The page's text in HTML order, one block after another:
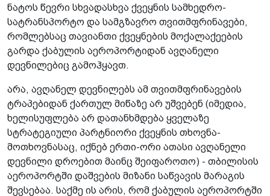
ნატოს წევრი სხვადასხვა ქვეყნის სამხედრო-
სატრანსპორტო და სამგზავრო თვითმფრინავები,
რომლებსაც თავიანთი ქვეყნების მოქალაქეების
გარდა ქაბულის აეროპორტიდან ავღანელი
დევნილებიც გამოჰყავთ.
არა, ავღანელ დევნილებს ამ თვითმფრინავების
ტრაპებიდან ქართულ მიწაზე არ უშვებენ (იმედია,
ხელისუფლება არ დათანხმდება ყველაზე
სტრატეგიული პარტნიორი ქვეყნის თხოვნა-
მოთხოვნასაც, იქნებ ერთი-ორი ათასი ავღანელი
დევნილი დროებით მაინც შეიფაროთო) - თბილისის
აეროპორტში დაშვების მიზანი საწვავის მარაგის
შევსებაა. საქმე ის არის, რომ ქაბულის აეროპორტში